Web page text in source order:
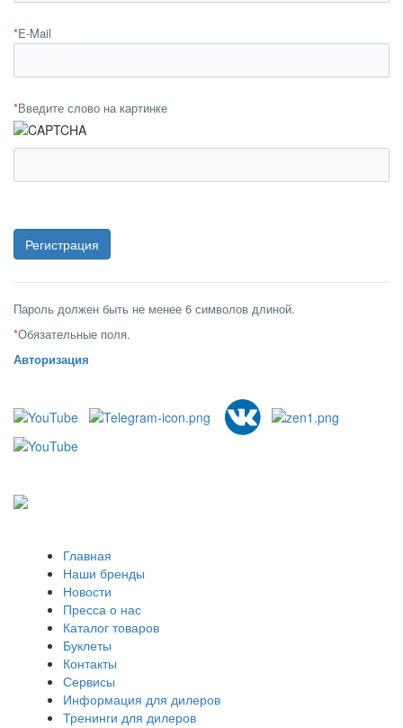
*E-Mail
*Введите слово на картинке
Пароль должен быть не менее 6 символов длиной.
*Обязательные поля.
Авторизация
Главная
Наши бренды
Новости
Пресса о нас
Каталог товаров
Буклеты
Контакты
Сервисы
Информация для дилеров
Тренинги для дилеров